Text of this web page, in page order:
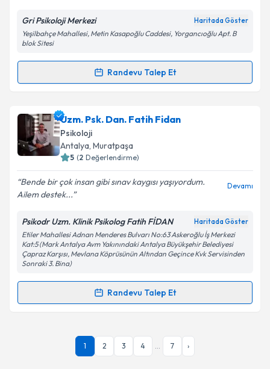
Gri Psikoloji Merkezi Haritada Göster
Yeşilbahçe Mahallesi, Metin Kasapoğlu Caddesi, Yorgancıoğlu Apt. B
blok Sitesi
Randevu Talep Et
Randevu Takvimi Talebi
Psk. Sude Ceylin Barsiçin randevu takvimi talebi
oluşturun. Size bu uzmandan randevu almanız için bir
takvim hazırlandığında e-posta ile bilgilendireceğiz.
Kişisel verilerimin işlenmesine ilişkin
Aydınlatma
Metni'ni okudum ve kişisel verilerimin belirtilen
kapsamda işlenmesini kabul ediyorum.
Takvim Talebini Gönder
Uzm. Psk. Dan. Fatih Fidan
Psikoloji
Antalya, Muratpaşa
5 (2 Değerlendirme)
Bende bir çok insan gibi sınav kaygısı yaşıyordum.
Ailem destek...
Devamı
Psikodr Uzm. Klinik Psikolog Fatih FİDAN Haritada Göster
Etiler Mahallesi Adnan Menderes Bulvarı No:63 Askeroğlu İş Merkezi
Kat:5 (Mark Antalya Avm Yakınındaki Antalya Büyükşehir Belediyesi
Çapraz Karşısı, Mevlana Köprüsünün Altından Geçince Kvk Servisinden
Sonraki 3. Bina)
Randevu Talep Et
Randevu Takvimi Talebi
Uzm. Psk. Dan. Fatih Fidan
için randevu takvimi
talebi oluşturun. Size bu uzmandan randevu almanız
1 2 3 4 ... 7 ›